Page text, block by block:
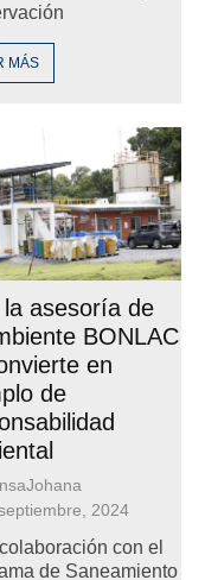
MÁS
la asesoría de
BONLAC
en
de
2024
con el
de Saneamiento